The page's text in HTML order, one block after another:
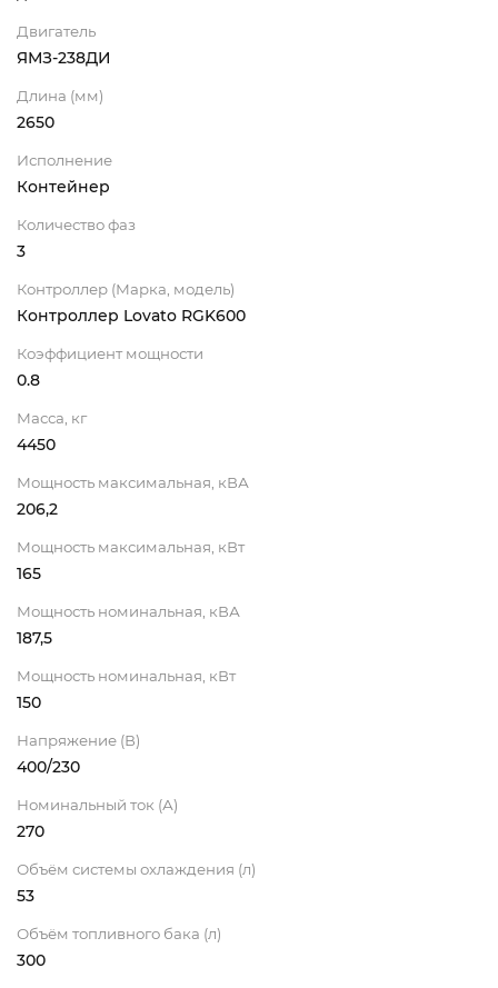
Двигатель
ЯМЗ-238ДИ
Длина (мм)
2650
Исполнение
Контейнер
Количество фаз
3
Контроллер (Марка, модель)
Контроллер Lovato RGK600
Коэффициент мощности
0.8
Масса, кг
4450
Мощность максимальная, кВА
206,2
Мощность максимальная, кВт
165
Мощность номинальная, кВА
187,5
Мощность номинальная, кВт
150
Напряжение (В)
400/230
Номинальный ток (А)
270
Объём системы охлаждения (л)
53
Объём топливного бака (л)
300